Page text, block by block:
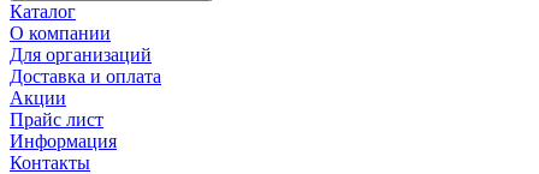
Каталог
О компании
Для организаций
Доставка и оплата
Акции
Прайс лист
Информация
Контакты